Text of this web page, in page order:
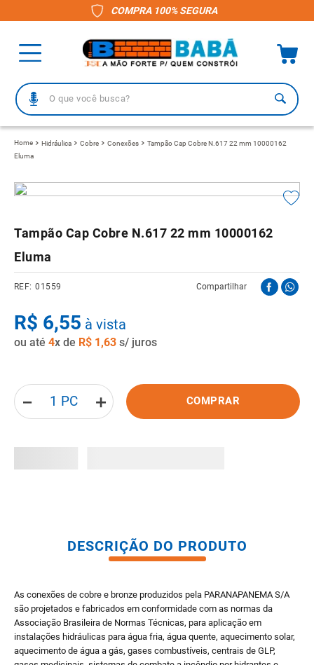
COMPRA 100% SEGURA
O que você busca?
Hidráulica Cobre Conexões
Tampão Cap Cobre N.617 22 mm 10000162
Eluma
Tampão Cap Cobre N.617 22 mm 10000162
Eluma
01559 Compartilhar
R$ 6,55 à vista
ou até 4x de R$ 1,63 s/ juros
＋
－ COMPRAR
DESCRIÇÃO DO PRODUTO
As conexões de cobre e bronze produzidos pela PARANAPANEMA S/A
são projetados e fabricados em conformidade com as normas da
Associação Brasileira de Normas Técnicas, para aplicação em
instalações hidráulicas para água fria, água quente, aquecimento solar,
aquecimento de água a gás, gases combustíveis, centrais de GLP,
1º
2º porcelanato
4º vaso sanitário
5º
8º pisos